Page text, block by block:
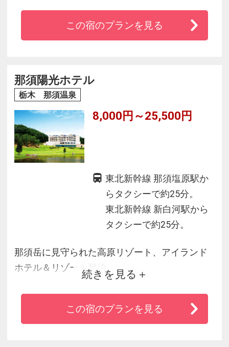
可）。JR宇都宮線・野崎駅より徒歩3分、東北自
動車道 矢板I.Cまたは東北自動車道 西那須野・塩
この宿のプランを見る
那須陽光ホテル
栃木 那須温泉
8,000円～25,500円
東北新幹線 那須塩原駅か
らタクシーで約25分。
東北新幹線 新白河駅から
タクシーで約25分。
那須岳に見守られた高原リゾート、アイランド
ホテル＆リゾート那須。
29のゲストルームすべてから連山を望み、ゆっ
たりとした間取りの室内は自室のようなくつろ
ぎがあります。
続きを見る
この宿のプランを見る